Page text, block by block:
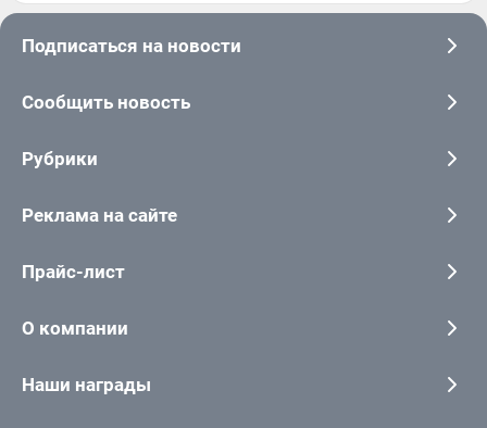
Подписаться на новости
Сообщить новость
Рубрики
Реклама на сайте
Прайс-лист
О компании
Наши награды